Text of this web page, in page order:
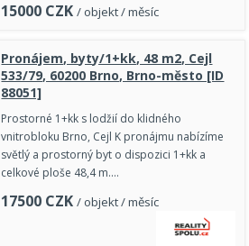
15000 CZK / objekt / měsíc
Pronájem, byty/1+kk, 48 m2, Cejl
533/79, 60200 Brno, Brno-město [ID
88051]
Prostorné 1+kk s lodžií do klidného
vnitrobloku Brno, Cejl K pronájmu nabízíme
světlý a prostorný byt o dispozici 1+kk a
celkové ploše 48,4 m.…
17500 CZK / objekt / měsíc